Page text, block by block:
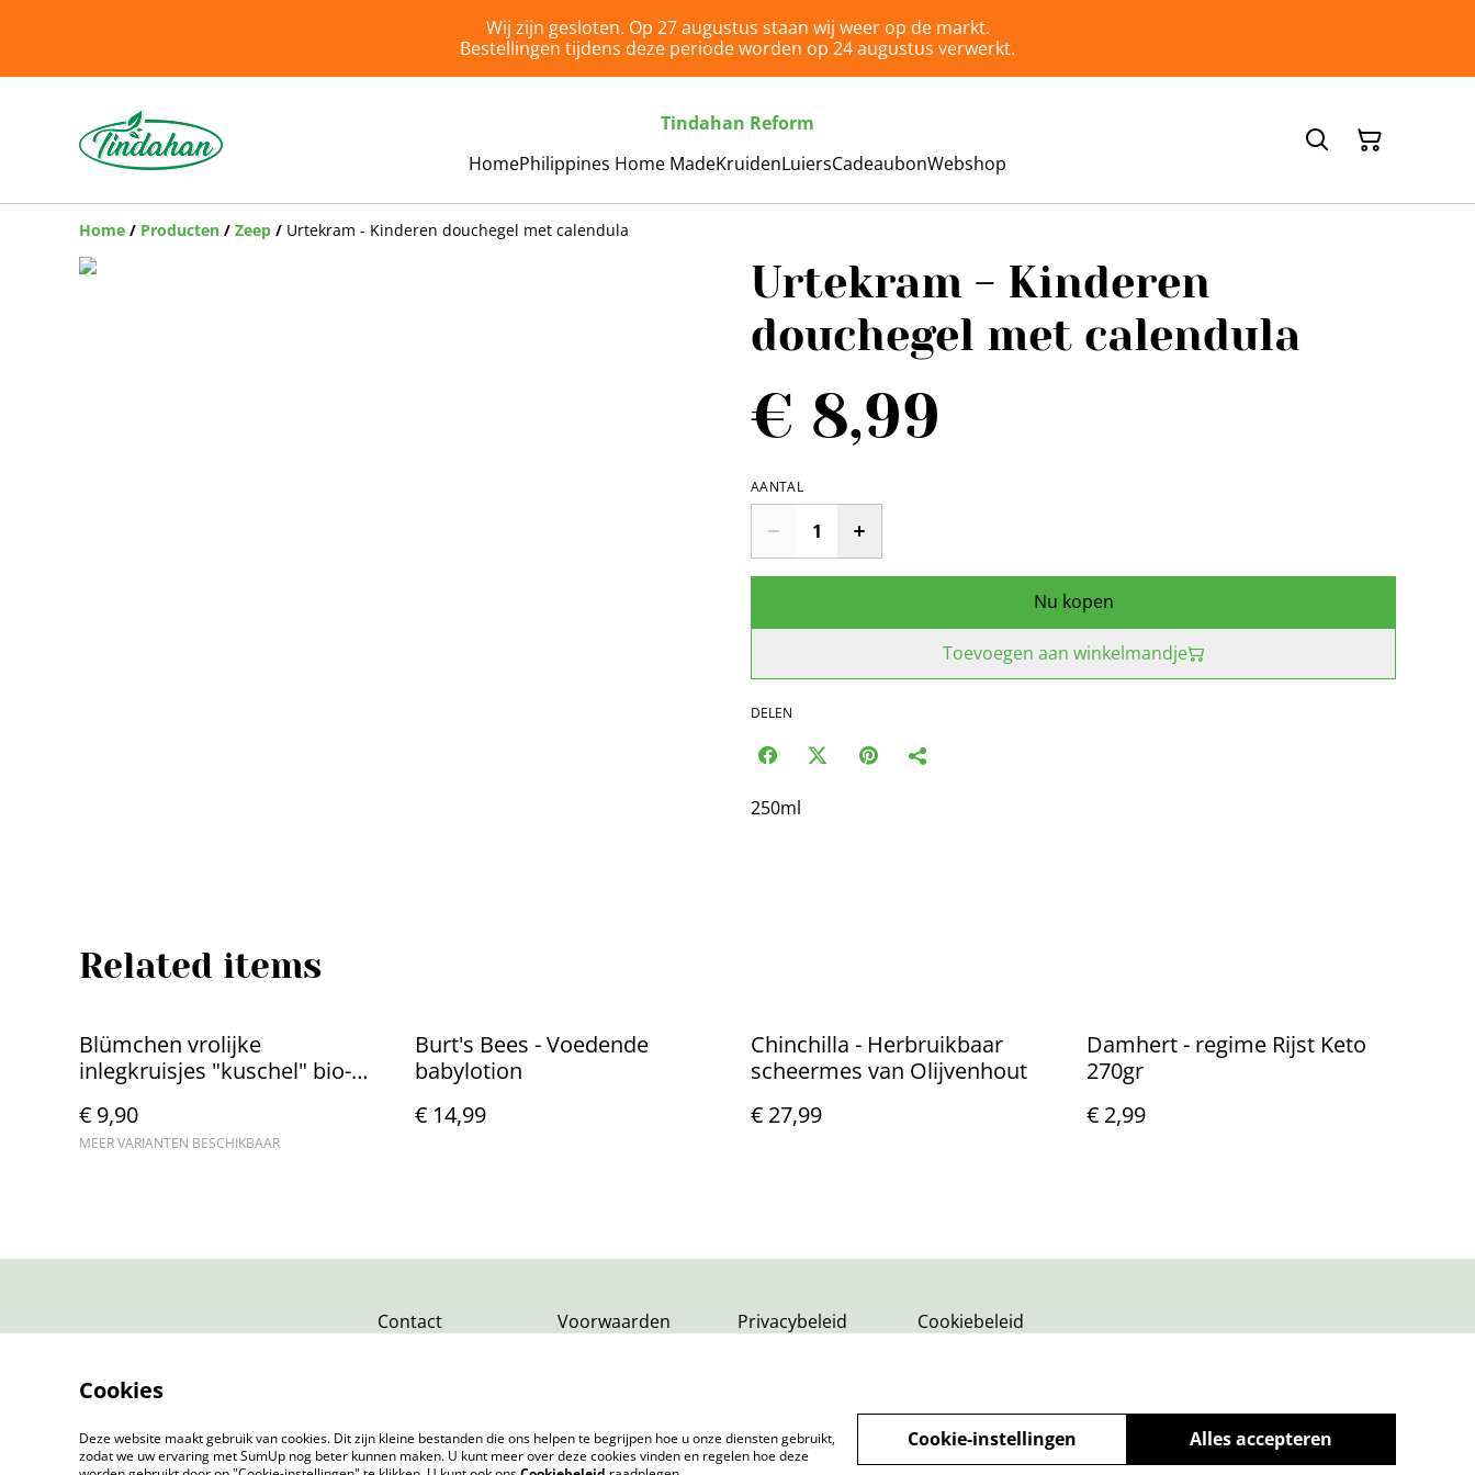
Wij zijn gesloten. Op 27 augustus staan wij weer op de markt.
Bestellingen tijdens deze periode worden op 24 augustus verwerkt.
Tindahan Reform
HomePhilippines Home MadeKruidenLuiersCadeaubonWebshop
Home / Producten / Zeep / Urtekram - Kinderen douchegel met calendula
Urtekram - Kinderen
douchegel met calendula
€ 8,99
AANTAL
Nu kopen
Toevoegen aan winkelmandje
DELEN
250ml
Related items
Blümchen vrolijke
inlegkruisjes "kuschel" bio-
€ 9,90
MEER VARIANTEN BESCHIKBAAR
Burt's Bees - Voedende
babylotion
€ 14,99
Chinchilla - Herbruikbaar
scheermes van Olijvenhout
€ 27,99
Damhert - regime Rijst Keto
270gr
€ 2,99
Contact Voorwaarden Privacybeleid Cookiebeleid
Cookies
Deze website maakt gebruik van cookies. Dit zijn kleine bestanden die ons helpen te begrijpen hoe u onze diensten gebruikt,
zodat we uw ervaring met SumUp nog beter kunnen maken. U kunt meer over deze cookies vinden en regelen hoe deze
Alles accepteren
Cookie-instellingen